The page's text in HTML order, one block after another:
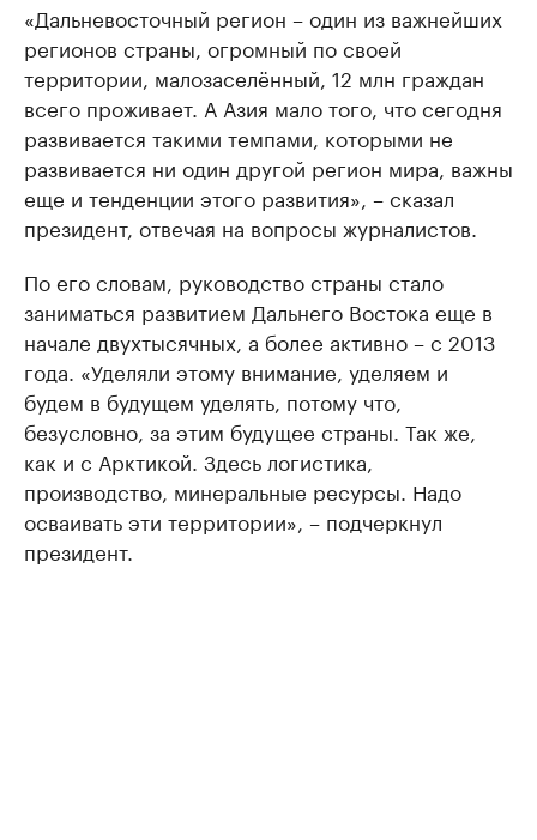
«Дальневосточный регион – один из важнейших
регионов страны, огромный по своей
территории, малозаселённый, 12 млн граждан
всего проживает. А Азия мало того, что сегодня
развивается такими темпами, которыми не
развивается ни один другой регион мира, важны
еще и тенденции этого развития», – сказал
президент, отвечая на вопросы журналистов.
По его словам, руководство страны стало
заниматься развитием Дальнего Востока еще в
начале двухтысячных, а более активно – с 2013
года. «Уделяли этому внимание, уделяем и
будем в будущем уделять, потому что,
безусловно, за этим будущее страны. Так же,
как и с Арктикой. Здесь логистика,
производство, минеральные ресурсы. Надо
осваивать эти территории», – подчеркнул
президент.